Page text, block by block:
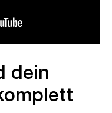
dein